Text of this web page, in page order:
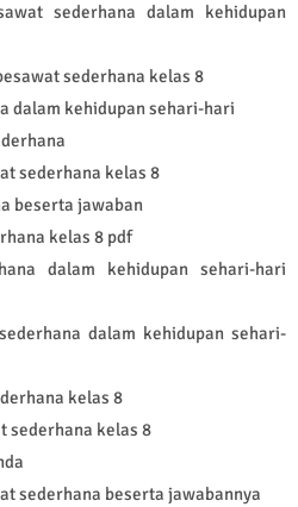
sederhana dalam kehidupan
sederhana kelas 8
dalam kehidupan sehari-hari
sederhana kelas 8
beserta jawaban
kelas 8 pdf
dalam kehidupan sehari-hari
dalam kehidupan sehari-
kelas 8
sederhana kelas 8
sederhana beserta jawabannya